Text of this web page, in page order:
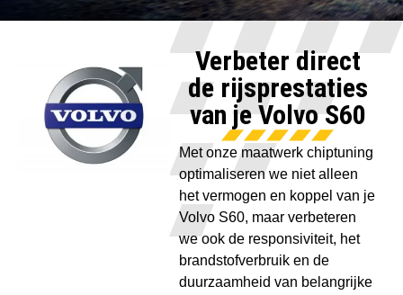
Verbeter direct
de rijsprestaties
van je Volvo S60
Met onze maatwerk chiptuning
optimaliseren we niet alleen
het vermogen en koppel van je
Volvo S60, maar verbeteren
we ook de responsiviteit, het
brandstofverbruik en de
duurzaamheid van belangrijke